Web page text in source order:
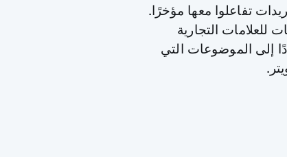
تفاعلوا معها مؤخرًا.
للعلامات التجارية
إلى الموضوعات التي